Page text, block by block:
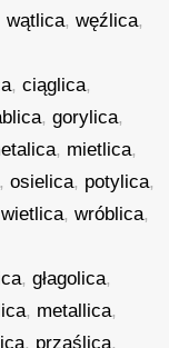
wątlica,węźlica,
,ciąglica,
,gorylica,
, mietlica,
,osielica, potylica,
wietlica,wróblica,
,głagolica,
, metallica,
, prząślica,